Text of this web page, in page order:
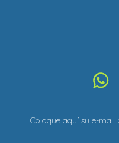
Coloque aquí su e-mail